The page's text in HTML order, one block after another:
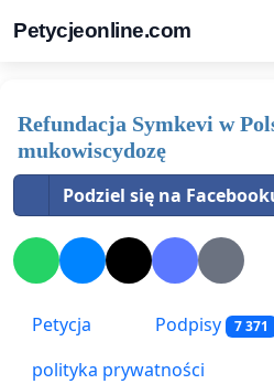
Petycjeonline.com
Refundacja Symkevi w
mukowiscydozę
Podziel się na
Petycja Podpisy 7 371
polityka prywatności